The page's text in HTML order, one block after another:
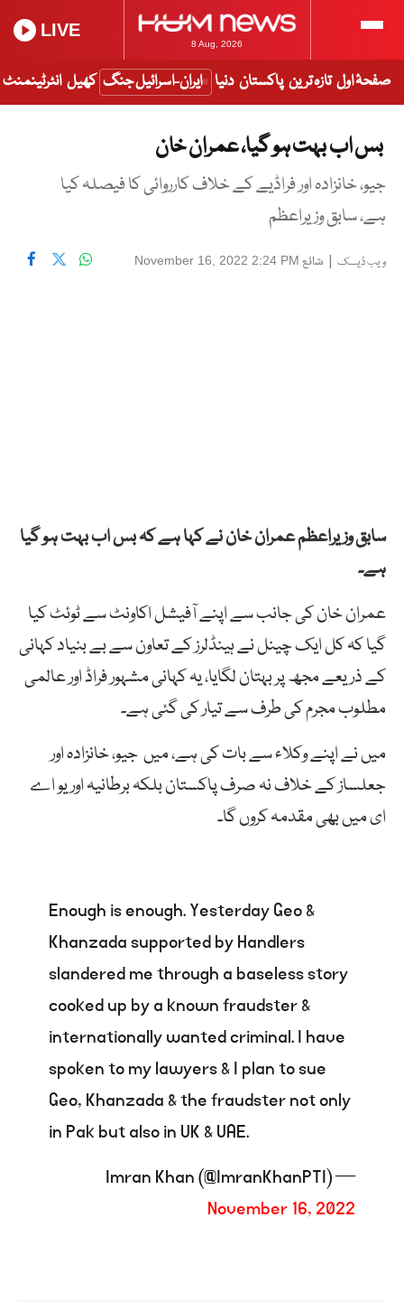
8 Aug, 2026
LIVE
صفحۂ اول تازہ ترین پاکستان دنیا ایران-اسرائیل جنگ کھیل انٹرٹینمنٹ
بس اب بہت ہو گیا، عمران خان
جیو، خانزادہ اور فراڈیے کے خلاف کارروائی کا فیصلہ کیا
ہے، سابق وزیراعظم
ویب ڈیسک | شائع November 16, 2022 2:24 PM
سابق وزیراعظم عمران خان نے کہا ہے کہ بس اب بہت ہو گیا
ہے۔
عمران خان کی جانب سے اپنے آفیشل اکاونٹ سے ٹوئٹ کیا
گیا کہ کل ایک چینل نے ہینڈلرز کے تعاون سے بے بنیاد کہانی
کے ذریعے مجھ پر بہتان لگایا، یہ کہانی مشہور فراڈ اور عالمی
مطلوب مجرم کی طرف سے تیار کی گئی ہے۔
میں نے اپنے وکلاء سے بات کی ہے، میں جیو، خانزادہ اور
جعلساز کے خلاف نہ صرف پاکستان بلکہ برطانیہ اور یو اے
ای میں بھی مقدمہ کروں گا۔
Enough is enough. Yesterday Geo &
Khanzada supported by Handlers
slandered me through a baseless story
cooked up by a known fraudster &
internationally wanted criminal. I have
spoken to my lawyers & I plan to sue
Geo, Khanzada & the fraudster not only
in Pak but also in UK & UAE.
— Imran Khan (@ImranKhanPTI)
November 16, 2022